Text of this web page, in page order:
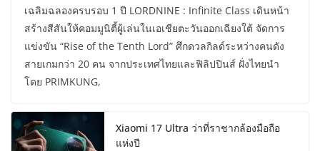
เฉลิมฉลองครบรอบ 1 ปี LORDNINE : Infinite Class เดินหน้า
สร้างสีสันให้คอมมูนิตี้ผู้เล่นในเอเชียตะวันออกเฉียงใต้ จัดการ
แข่งขัน “Rise of the Tenth Lord” ศึกดวลกิลด์ระหว่างคนดัง
สายเกมกว่า 20 คน จากประเทศไทยและฟิลิปปินส์ ฝั่งไทยนำ
โดย PRIMKUNG,
Xiaomi 17 Ultra ว่าที่ราชากล้องมือถือ
แห่งปี